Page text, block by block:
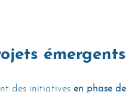
émergents
des initiatives en phase